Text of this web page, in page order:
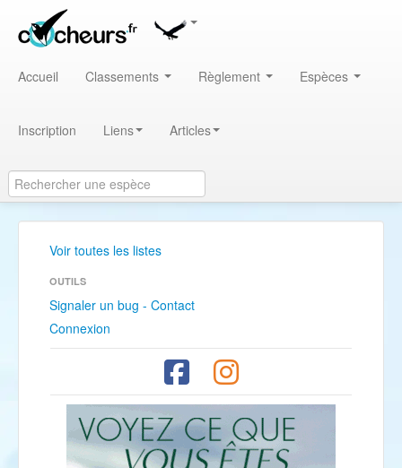
Accueil Classements Règlement Espèces
Inscription Liens Articles
Voir toutes les listes
OUTILS
Signaler un bug - Contact
Connexion